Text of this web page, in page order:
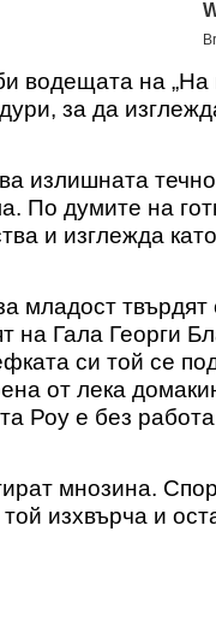
водещата на „На
за да
излишната
По думите на
и изглежда
младост твърдят
на Гала Георги
си той се
от лека
Роу е без
мнозина.
изхвърча и